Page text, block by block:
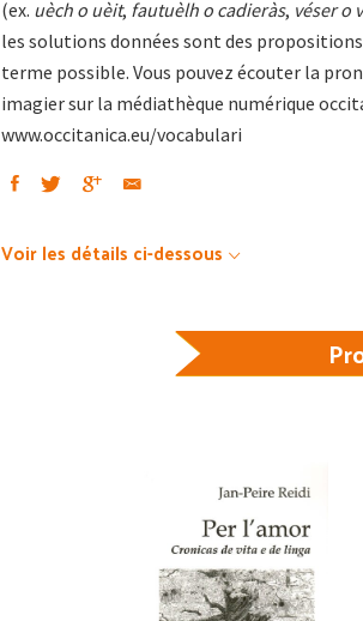
(ex. uèch o uèit, fautuèlh o cadieràs, véser o
les solutions données sont des
terme possible. Vous pouvez écouter la
imagier sur la médiathèque numérique
www.occitanica.eu/vocabulari
Voir les détails ci-dessous